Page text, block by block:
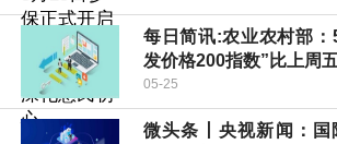
每日简讯:农业农村部
发价格200指数”比上周
05-25
微头条丨央视新闻：